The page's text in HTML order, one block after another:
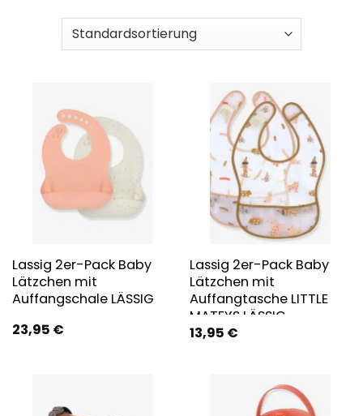
Lassig 2er-Pack Baby
Lätzchen mit
Auffangschale LÄSSIG
23,95 €
Lassig 2er-Pack Baby
Lätzchen mit
Auffangtasche LITTLE
MATEYS LÄSSIG
13,95 €